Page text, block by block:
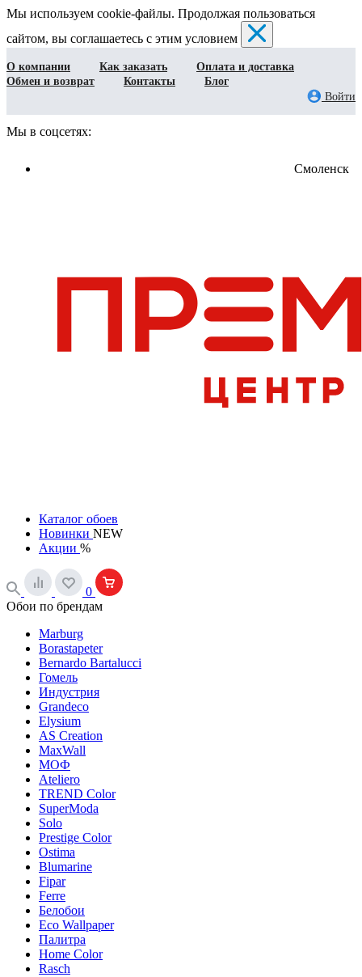
Мы используем cookie-файлы. Продолжая пользоваться
сайтом, вы соглашаетесь с этим условием
О компании Как заказать
Оплата и доставка
Обмен и возврат
Контакты
Блог
Войти
Мы в соцсетях:
Смоленск
Каталог обоев
Новинки NEW
Акции %
0
Обои по брендам
Marburg
Borastapeter
Bernardo Bartalucci
Гомель
Индустрия
Grandeco
Elysium
AS Creation
MaxWall
МОФ
Ateliero
TREND Color
SuperModa
Solo
Prestige Color
Ostima
Blumarine
Fipar
Ferre
Белобои
Eco Wallpaper
Палитра
Home Color
Rasch